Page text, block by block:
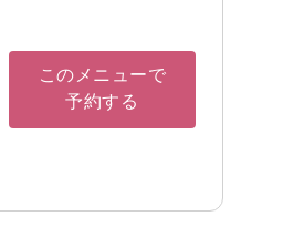
このメニューで
予約する